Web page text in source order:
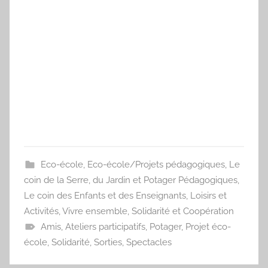
Eco-école, Eco-école/Projets pédagogiques, Le
coin de la Serre, du Jardin et Potager Pédagogiques,
Le coin des Enfants et des Enseignants, Loisirs et
Activités,Vivre ensemble, Solidarité et Coopération
Amis, Ateliers participatifs, Potager, Projet éco-
école, Solidarité, Sorties, Spectacles